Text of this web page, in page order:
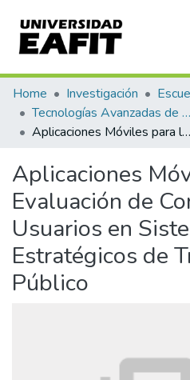
Communities & Collections
All of DSpace
Home Investigación
Tecnologías Avanzadas de Producción y Mantenimiento Industrial - TAPMI
Aplicaciones Móviles para la Evaluación de Conductores y Usuarios en Sistemas Estratégicos de Transporte Público
Aplicaciones
Evaluación de
Usuarios en
Estratégicos de
Público